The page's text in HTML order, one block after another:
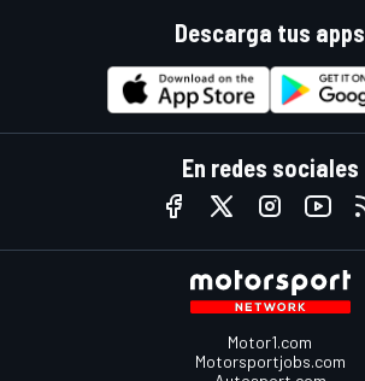
Descarga tus apps
En redes sociales
Motor1.com
Motorsportjobs.com